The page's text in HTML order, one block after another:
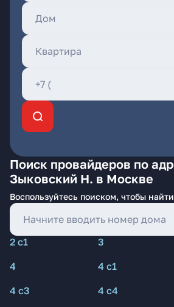
Поиск провайдеров по
Зыковский Н. в Москве
Воспользуйтесь поиском, чтобы
2 с1 3
4
4 с1
4 с3
4 с4